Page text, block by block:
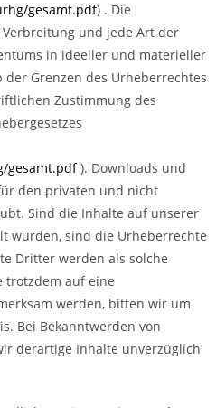
gesamt.pdf) . Die
und jede Art der
in ideeller und materieller
Grenzen des Urheberrechtes
Zustimmung des
gesamt.pdf). Downloads und
den privaten und nicht
Sind die Inhalte auf unserer
wurden, sind die Urheberrechte
Dritter werden als solche
trotzdem auf eine
werden, bitten wir um
Bei Bekanntwerden von
derartige Inhalte unverzüglich